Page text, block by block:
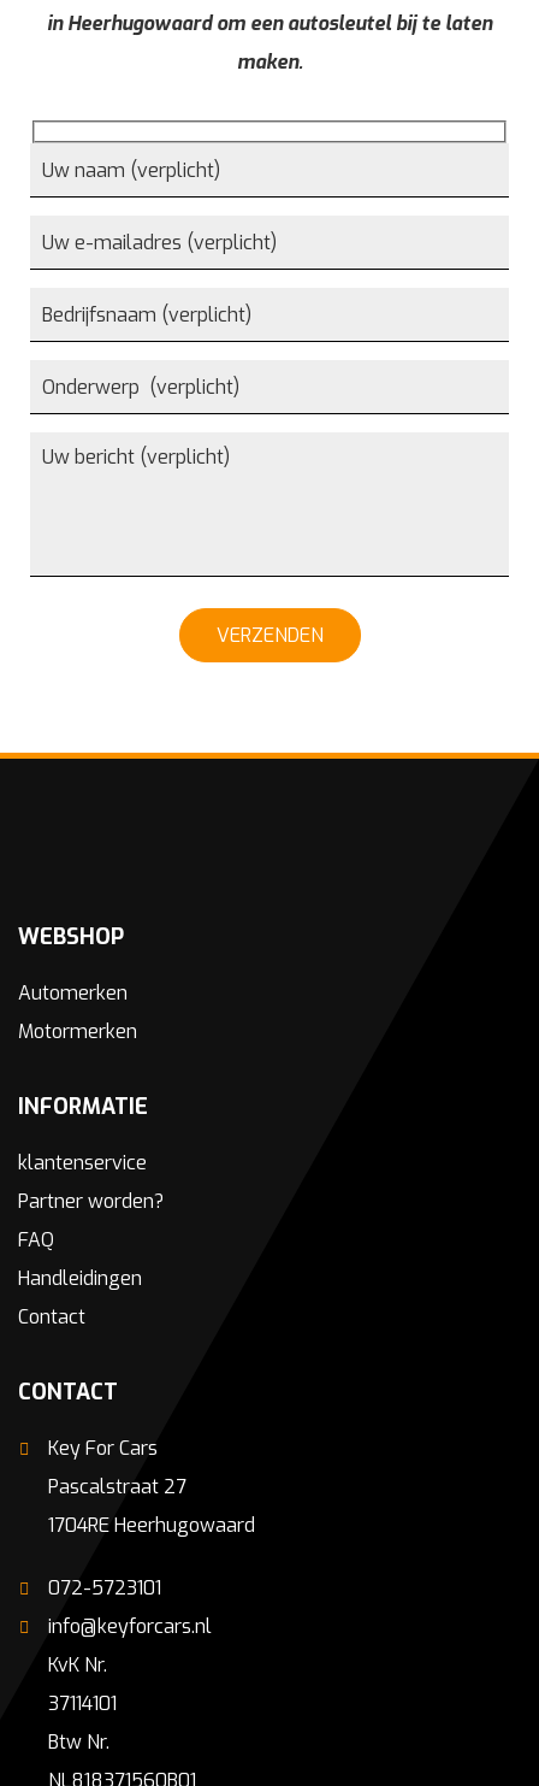
in Heerhugowaard om een autosleutel bij te laten
maken.
VERZENDEN
WEBSHOP
Automerken
Motormerken
INFORMATIE
klantenservice
Partner worden?
FAQ
Handleidingen
Contact
CONTACT
Key For Cars
Pascalstraat 27
1704RE Heerhugowaard
072-5723101
info@keyforcars.nl
KvK Nr.
37114101
Btw Nr.